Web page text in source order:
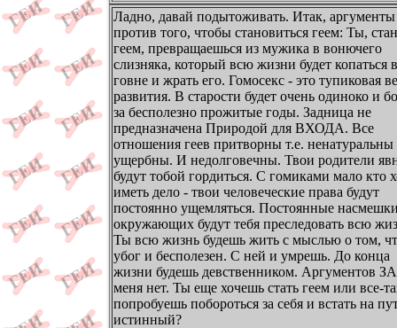
Ладно, давай подытоживать. Итак, аргументы
против того, чтобы становиться геем: Ты,
геем, превращаешься из мужика в вонючего
слизняка, который всю жизни будет копаться в
говне и жрать его. Гомосекс - это тупиковая
развития. В старости будет очень одиноко и
за бесполезно прожитые годы. Задница не
предназначена Природой для ВХОДА. Все
отношения геев притворны т.е. ненатуральны
ущербны. И недолговечны. Твои родители
будут тобой гордиться. С гомиками мало кто
иметь дело - твои человеческие права будут
постоянно ущемляться. Постоянные
окружающих будут тебя преследовать всю
Ты всю жизнь будешь жить с мыслью о том,
убог и бесполезен. С ней и умрешь. До конца
жизни будешь девственником. Аргументов
меня нет. Ты еще хочешь стать геем или все-
попробуешь побороться за себя и встать на
истинный?